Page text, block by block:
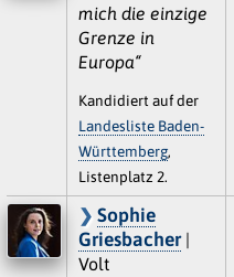
mich die einzige
Grenze in
Europa“
Kandidiert auf der
Landesliste Baden-
Württemberg,
Listenplatz 2.
Sophie
Griesbacher|
Volt